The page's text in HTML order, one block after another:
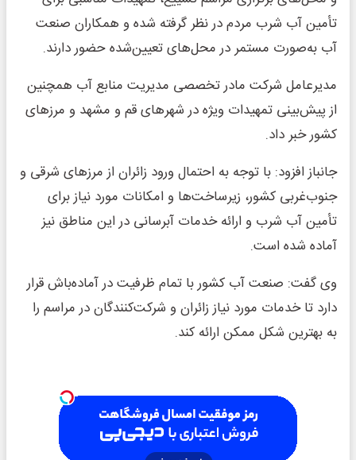
تأمین آب شرب مردم در نظر گرفته شده و همکاران صنعت
آب به‌صورت مستمر در محل‌های تعیین‌شده حضور دارند.
مدیرعامل شرکت مادر تخصصی مدیریت منابع آب همچنین
از پیش‌بینی تمهیدات ویژه در شهرهای قم و مشهد و مرزهای
کشور خبر داد.
جانباز افزود: با توجه به احتمال ورود زائران از مرزهای شرقی و
جنوب‌غربی کشور، زیرساخت‌ها و امکانات مورد نیاز برای
تأمین آب شرب و ارائه خدمات آبرسانی در این مناطق نیز
آماده شده است.
وی گفت: صنعت آب کشور با تمام ظرفیت در آماده‌باش قرار
دارد تا خدمات مورد نیاز زائران و شرکت‌کنندگان در مراسم را
به بهترین شکل ممکن ارائه کند.